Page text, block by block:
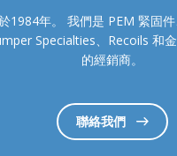
1984年。 我們是 PEM 緊固
Specialties、Recoils 和
的經銷商。
聯絡我們